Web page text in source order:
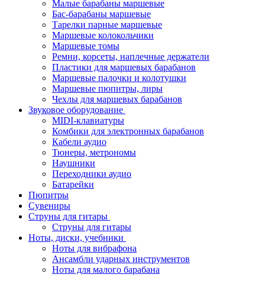
Малые барабаны маршевые
Бас-барабаны маршевые
Тарелки парные маршевые
Маршевые колокольчики
Маршевые томы
Ремни, корсеты, наплечные держатели
Пластики для маршевых барабанов
Маршевые палочки и колотушки
Маршевые пюпитры, лиры
Чехлы для маршевых барабанов
Звуковое оборудование
MIDI-клавиатуры
Комбики для электронных барабанов
Кабели аудио
Тюнеры, метрономы
Наушники
Переходники аудио
Батарейки
Пюпитры
Сувениры
Струны для гитары
Струны для гитары
Ноты, диски, учебники
Ноты для вибрафона
Ансамбли ударных инструментов
Ноты для малого барабана